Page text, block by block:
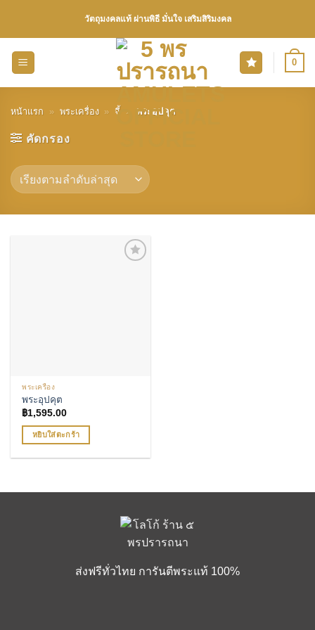
วัตถุมงคลแท้ ผ่านพิธี มั่นใจ เสริมสิริมงคล
0
หน้าแรก » พระเครื่อง » จี้ » พระอุปคุต
คัดกรอง
พระเครื่อง
พระอุปคุต
฿1,595.00
หยิบใส่ตะกร้า
ส่งฟรีทั่วไทย การันตีพระแท้ 100%